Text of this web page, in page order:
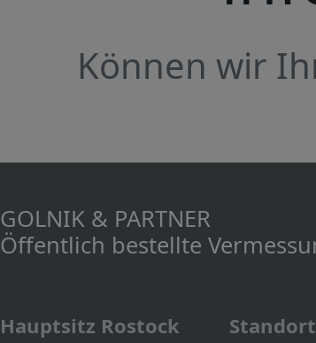
Können wir
GOLNIK & PARTNER
Öffentlich bestellte
Hauptsitz Rostock